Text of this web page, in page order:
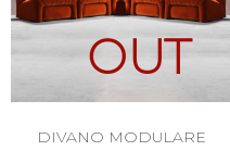
OUT
DIVANO MODULARE